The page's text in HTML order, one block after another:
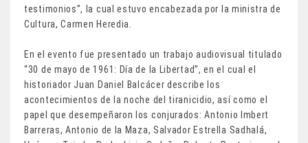
testimonios”, la cual estuvo encabezada por la ministra de
Cultura, Carmen Heredia.
En el evento fue presentado un trabajo audiovisual titulado
“30 de mayo de 1961: Día de la Libertad”, en el cual el
historiador Juan Daniel Balcácer describe los
acontecimientos de la noche del tiranicidio, así como el
papel que desempeñaron los conjurados: Antonio Imbert
Barreras, Antonio de la Maza, Salvador Estrella Sadhalá,